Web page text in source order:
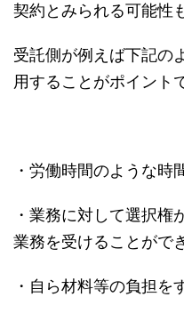
契約とみられる可能性
受託側が例えば下記の
用することがポイント
・労働時間のような時
・業務に対して選択権
業務を受けることがで
・自ら材料等の負担を